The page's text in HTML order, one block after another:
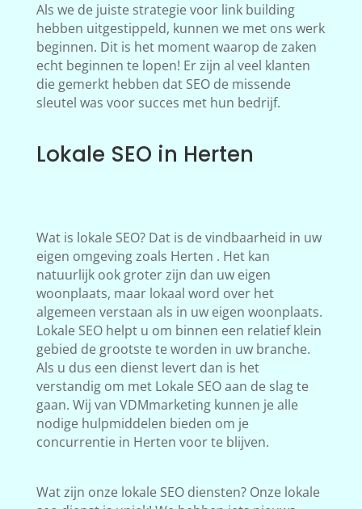
Als we de juiste strategie voor link building
hebben uitgestippeld, kunnen we met ons werk
beginnen. Dit is het moment waarop de zaken
echt beginnen te lopen! Er zijn al veel klanten
die gemerkt hebben dat SEO de missende
sleutel was voor succes met hun bedrijf.
Lokale SEO in Herten
Wat is lokale SEO? Dat is de vindbaarheid in uw
eigen omgeving zoals Herten . Het kan
natuurlijk ook groter zijn dan uw eigen
woonplaats, maar lokaal word over het
algemeen verstaan als in uw eigen woonplaats.
Lokale SEO helpt u om binnen een relatief klein
gebied de grootste te worden in uw branche.
Als u dus een dienst levert dan is het
verstandig om met Lokale SEO aan de slag te
gaan. Wij van VDMmarketing kunnen je alle
nodige hulpmiddelen bieden om je
concurrentie in Herten voor te blijven.
Wat zijn onze lokale SEO diensten? Onze lokale